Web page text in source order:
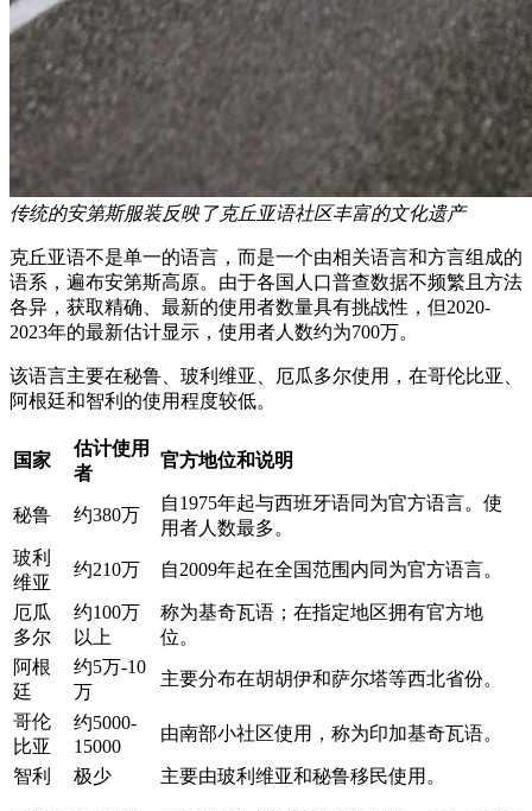
传统的安第斯服装反映了克丘亚语社区丰富的文化遗产
克丘亚语不是单一的语言，而是一个由相关语言和方言组成的
语系，遍布安第斯高原。由于各国人口普查数据不频繁且方法
各异，获取精确、最新的使用者数量具有挑战性，但2020-
2023年的最新估计显示，使用者人数约为700万。
该语言主要在秘鲁、玻利维亚、厄瓜多尔使用，在哥伦比亚、
阿根廷和智利的使用程度较低。
国家
估计使用
者
官方地位和说明
秘鲁 约380万
自1975年起与西班牙语同为官方语言。使
用者人数最多。
玻利
维亚
约210万 自2009年起在全国范围内同为官方语言。
厄瓜
多尔
约100万
以上
称为基奇瓦语；在指定地区拥有官方地
位。
阿根
廷
约5万-10
万
主要分布在胡胡伊和萨尔塔等西北省份。
哥伦
比亚
约5000-
15000
由南部小社区使用，称为印加基奇瓦语。
智利 极少 主要由玻利维亚和秘鲁移民使用。